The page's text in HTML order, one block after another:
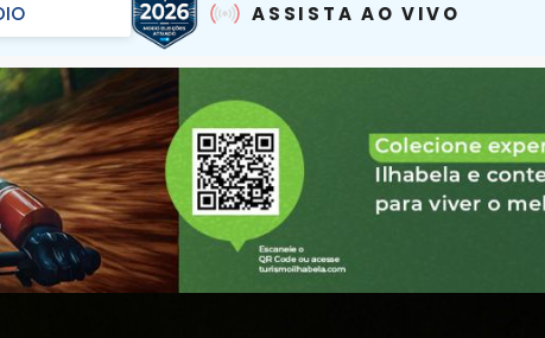
ASSISTA AO VIVO